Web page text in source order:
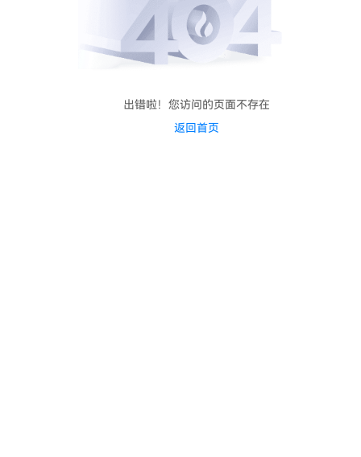
出错啦！您访问的页面不存在
返回首页